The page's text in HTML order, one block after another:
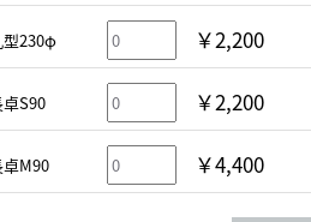
型230φ ￥2,200
S90 ￥2,200
M90 ￥4,400